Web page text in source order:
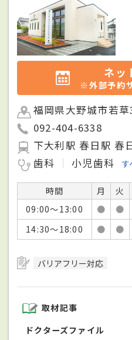
ネッ
※外部予約
福岡県大野城市若
092-404-6338
下大利駅 春日駅 春
歯科
小児歯科 す
時間 月 火
09:00～13:00
● ●
14:30～18:00
● ●
バリアフリー対応
取材記事
ドクターズファイル